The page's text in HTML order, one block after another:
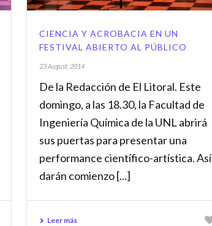
CIENCIA Y ACROBACIA EN UN
FESTIVAL ABIERTO AL PÚBLICO
23 August, 2014
De la Redacción de El Litoral. Este
domingo, a las 18.30, la Facultad de
Ingeniería Química de la UNL abrirá
sus puertas para presentar una
performance científico-artística. Así
darán comienzo [...]
Leer más